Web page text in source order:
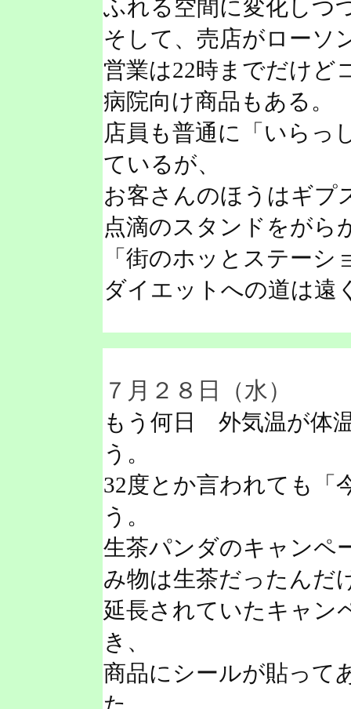
ふれる空間に変化しつ
そして、売店がローソ
営業は22時までだけど
病院向け商品もある。
店員も普通に「いらっ
ているが、
お客さんのほうはギプ
点滴のスタンドをがら
「街のホッとステー
ダイエットへの道は遠
７月２８日（水）
もう何日 外気温が体
う。
32度とか言われても「
う。
生茶パンダのキャンペ
み物は生茶だったんだ
延長されていたキャン
き、
商品にシールが貼って